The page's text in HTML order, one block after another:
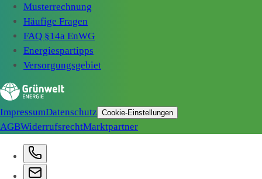
Musterrechnung
Häufige Fragen
FAQ §14a EnWG
Energiespartipps
Versorgungsgebiet
ImpressumDatenschutz Cookie-Einstellungen
AGBWiderrufsrechtMarktpartner